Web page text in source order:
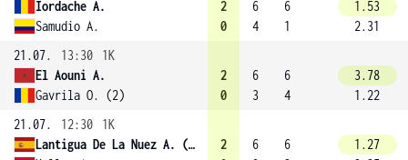
Iordache A.
Samudio A.
2
0
6
4
6
1
1.53
2.31
21.07.
13:30
1K
El Aouni A.
Gavrila O. (2)
2
0
6
3
6
4
3.78
1.22
21.07.
12:30
1K
Lantigua De La Nuez A. (1)
2
6
6
1.27